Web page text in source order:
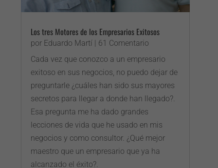
Los tres Motores de los Empresarios Exitosos
por Eduardo Martí | 61 Comentario
Cada vez que conozco a un empresario
exitoso en sus negocios, no puedo dejar de
preguntarle ¿cuáles han sido sus mayores
secretos para llegar a donde han llegado?.
Esa pregunta me ha dado grandes
lecciones de vida que he usado en mis
negocios y como consultor. ¿Qué mejor
maestro que un empresario que ya ha
alcanzado el éxito?.